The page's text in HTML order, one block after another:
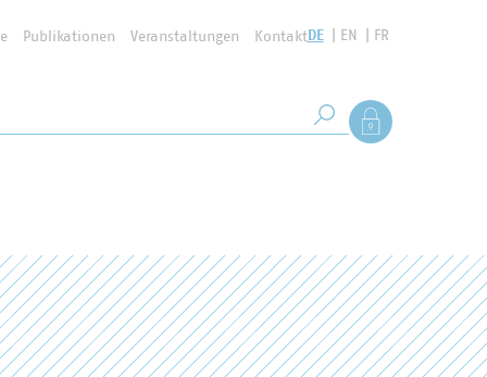
Publikationen Veranstaltungen KontaktDE EN FR
Suche starten
Als Mitglied